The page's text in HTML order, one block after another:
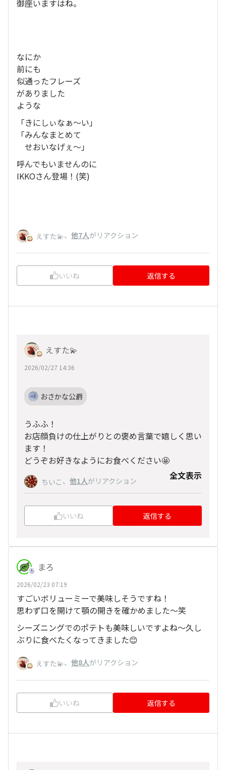
御座いますはね。
なにか
前にも
似通ったフレーズ
がありました
ような
「きにしぃなぁ〜い」
「みんなまとめて
せおいなげぇ〜」
呼んでもいませんのに
IKKOさん登場！(笑)
えすた💫、 他7人がリアクション
いいね 返信する
えすた💫
2026/02/27 14:36
おさかな公爵
うふふ！
お店顔負けの仕上がりとの褒め言葉で嬉しく思い
ます！
どうぞお好きなようにお食べください🤩
ちいこ 、 他1人がリアクション 全文表示
いいね 返信する
まろ
2026/02/23 07:19
すごいボリューミーで美味しそうですね！
思わず口を開けて顎の開きを確かめました〜笑
シーズニングでのポテトも美味しいですよね〜久し
ぶりに食べたくなってきました😊
えすた💫、 他8人がリアクション
いいね 返信する